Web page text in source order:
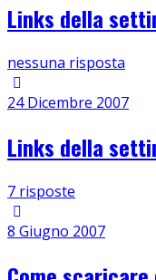
Links della
nessuna risposta
24 Dicembre 2007
Links della
7 risposte
8 Giugno 2007